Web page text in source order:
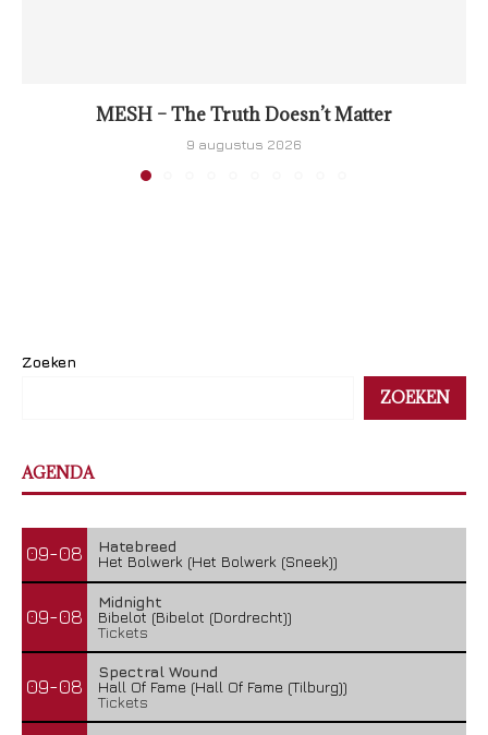
MESH – The Truth Doesn’t Matter
9 augustus 2026
Zoeken
ZOEKEN
AGENDA
09-08
Hatebreed
Het Bolwerk (Het Bolwerk (Sneek))
09-08
Midnight
Bibelot (Bibelot (Dordrecht))
Tickets
09-08
Spectral Wound
Hall Of Fame (Hall Of Fame (Tilburg))
Tickets